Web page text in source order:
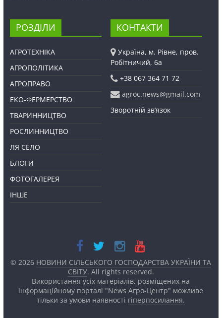
РОЗДІЛИ
АГРОТЕХНІКА
АГРОПОЛІТИКА
АГРОПРАВО
ЕКО-ФЕРМЕРСТВО
ТВАРИННИЦТВО
РОСЛИННИЦТВО
ЛЯ СЕЛО
БЛОГИ
ФОТОГАЛЕРЕЯ
ІНШЕ
КОНТАКТИ
Україна, м. Рівне, пров.
Робітничий, 6а
+38 067 364 71 72
agroc.news@gmail.com
Зворотній зв’язок
© 2026 НОВИНИ СІЛЬСЬКОГО ГОСПОДАРСТВА УКРАЇНИ ТА
СВІТУ. All rights reserved.
Використання усіх матеріалів, розміщених на
інформаційному порталі "News Агро-Центр" можливе
тільки за умови наявності гіперпосилання.